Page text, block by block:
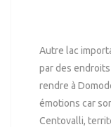
Autre lac
par des
rendre à
émotions car
Centovalli,